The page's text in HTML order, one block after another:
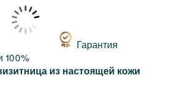
Гарантия
100%
из настоящей кожи